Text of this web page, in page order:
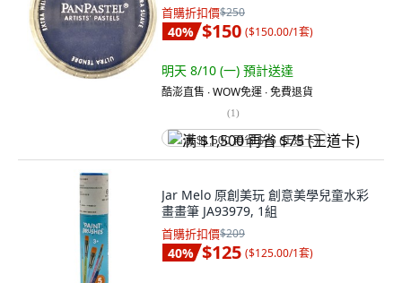
首購折扣價$250
40% $150 ($150.00/1套)
明天 8/10 (一) 預計送達
酷澎直售 ∙ WOW免運 ∙ 免費退貨
(1)
满 $1,500 再省 $75 (王道卡)
Jar Melo 原創美玩 創意美學兒童水彩
畫畫筆 JA93979, 1組
首購折扣價$209
40% $125 ($125.00/1套)